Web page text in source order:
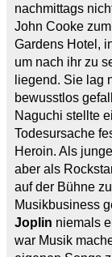
nachmittags
John Cooke
Gardens Hotel,
um nach ihr zu
liegend. Sie lag
bewusstlos
Naguchi stellte
Todesursache
Heroin. Als
aber als
auf der Bühne
Musikbusiness
Joplin niemals
war Musik